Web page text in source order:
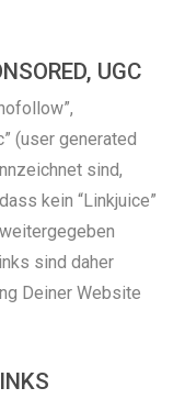
UGC
(user generated
sind,
kein “Linkjuice”
sind daher
Deiner Website